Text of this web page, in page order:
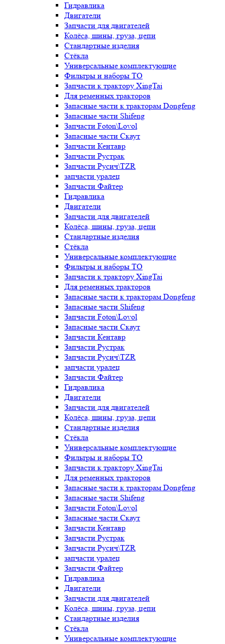
Гидравлика
Двигатели
Запчасти для двигателей
Колёса, шины, груза, цепи
Стандартные изделия
Стёкла
Универсальные комплектующие
Фильтры и наборы ТО
Запчасти к трактору XingTai
Для ременных тракторов
Запасные части к тракторам Dongfeng
Запасные части Shifeng
Запчасти Foton\Lovol
Запасные части Скаут
Запчасти Кентавр
Запчасти Рустрак
Запчасти Русич\TZR
запчасти уралец
Запчасти Файтер
Гидравлика
Двигатели
Запчасти для двигателей
Колёса, шины, груза, цепи
Стандартные изделия
Стёкла
Универсальные комплектующие
Фильтры и наборы ТО
Запчасти к трактору XingTai
Для ременных тракторов
Запасные части к тракторам Dongfeng
Запасные части Shifeng
Запчасти Foton\Lovol
Запасные части Скаут
Запчасти Кентавр
Запчасти Рустрак
Запчасти Русич\TZR
запчасти уралец
Запчасти Файтер
Гидравлика
Двигатели
Запчасти для двигателей
Колёса, шины, груза, цепи
Стандартные изделия
Стёкла
Универсальные комплектующие
Фильтры и наборы ТО
Запчасти к трактору XingTai
Для ременных тракторов
Запасные части к тракторам Dongfeng
Запасные части Shifeng
Запчасти Foton\Lovol
Запасные части Скаут
Запчасти Кентавр
Запчасти Рустрак
Запчасти Русич\TZR
запчасти уралец
Запчасти Файтер
Гидравлика
Двигатели
Запчасти для двигателей
Колёса, шины, груза, цепи
Стандартные изделия
Стёкла
Универсальные комплектующие